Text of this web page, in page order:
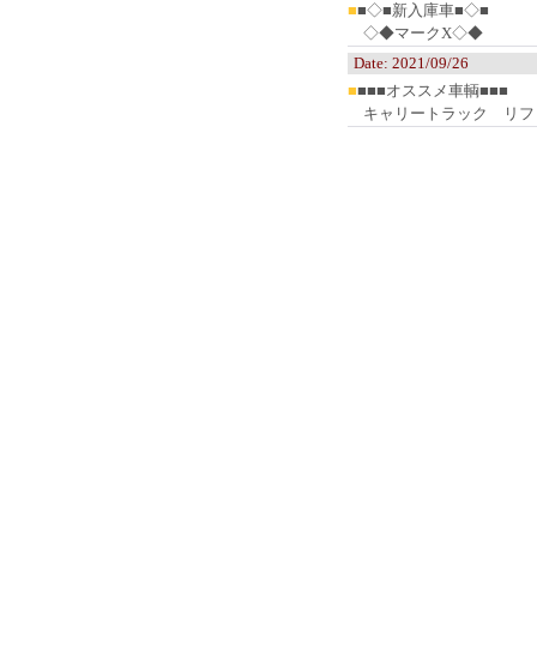
■■◇■新入庫車■◇■
◇◆マークX◇◆
Date: 2021/09/26
■■■■オススメ車輌■■■
キャリートラック リフ